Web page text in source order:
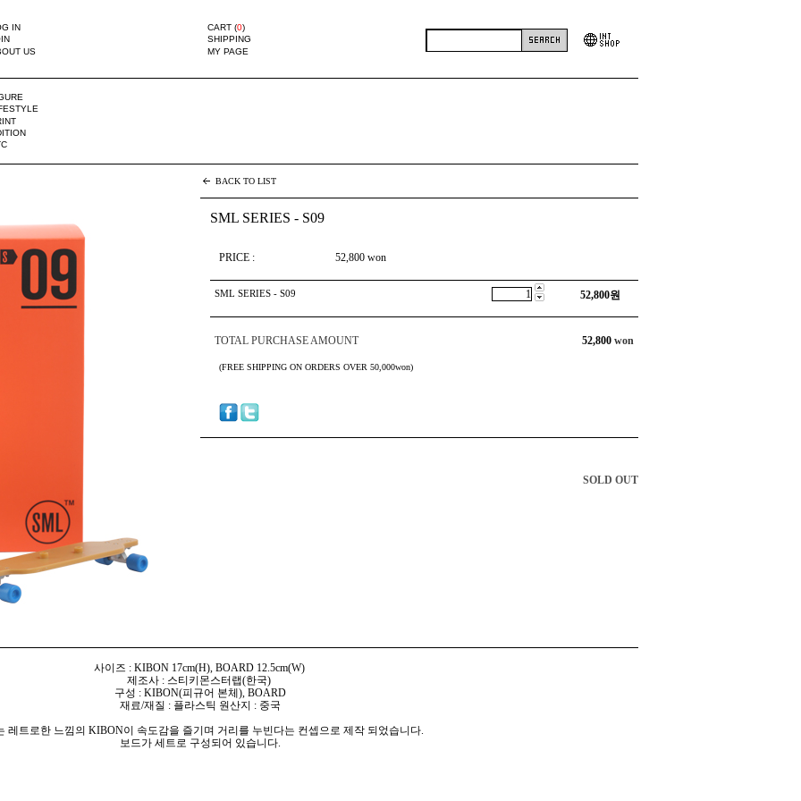
IN
US
CART (0)
SHIPPING
MY PAGE
BACK TO LIST
SML SERIES - S09
PRICE : 52,800 won
SML SERIES - S09 52,800원
TOTAL PURCHASE AMOUNT 52,800 won
(FREE SHIPPING ON ORDERS OVER 50,000won)
SOLD OUT
사이즈 : KIBON 17cm(H), BOARD 12.5cm(W)
제조사 : 스티키몬스터랩(한국)
구성 : KIBON(피규어 본체), BOARD
재료/재질 : 플라스틱 원산지 : 중국
레트로한 느낌의 KIBON이 속도감을 즐기며 거리를 누빈다는 컨셉으로 제작 되었습니다.
보드가 세트로 구성되어 있습니다.